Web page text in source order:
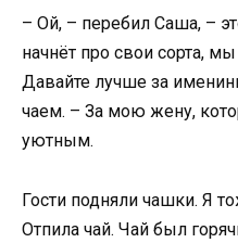
– Ой, – перебил Саша, –
начнёт про свои сорта,
Давайте лучше за
чаем. – За мою жену,
уютным.
Гости подняли чашки. Я
Отпила чай. Чай был